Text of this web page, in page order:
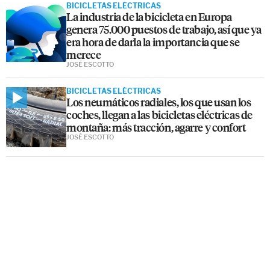
BICICLETAS ELÉCTRICAS
La industria de la bicicleta en Europa
genera 75.000 puestos de trabajo, así que ya
era hora de darla la importancia que se
merece
JOSÉ ESCOTTO
BICICLETAS ELÉCTRICAS
Los neumáticos radiales, los que usan los
coches, llegan a las bicicletas eléctricas de
montaña: más tracción, agarre y confort
JOSÉ ESCOTTO